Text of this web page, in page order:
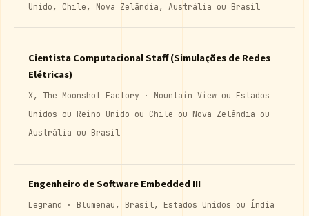
Unido, Chile, Nova Zelândia, Austrália ou Brasil
Cientista Computacional Staff (Simulações de Redes
Elétricas)
X, The Moonshot Factory · Mountain View ou Estados
Unidos ou Reino Unido ou Chile ou Nova Zelândia ou
Austrália ou Brasil
Engenheiro de Software Embedded III
Legrand · Blumenau, Brasil, Estados Unidos ou Índia